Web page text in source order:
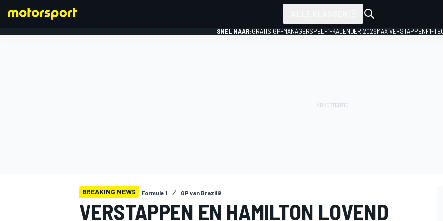
SNEL NAAR:GRATIS GP-MANAGERSPEL F1-KALENDER 2026MAX VERSTAPPENF1-
BREAKING NEWS Formule 1 GP van Brazilië
VERSTAPPEN EN HAMILTON LOVEND